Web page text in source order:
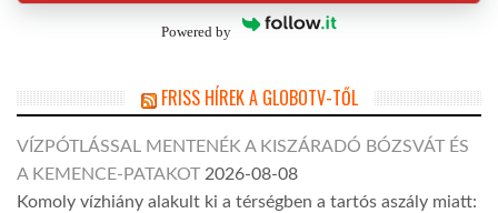
Powered by
FRISS HÍREK A GLOBOTV-TŐL
VÍZPÓTLÁSSAL MENTENÉK A KISZÁRADÓ BÓZSVÁT ÉS
A KEMENCE-PATAKOT 2026-08-08
Komoly vízhiány alakult ki a térségben a tartós aszály miatt: